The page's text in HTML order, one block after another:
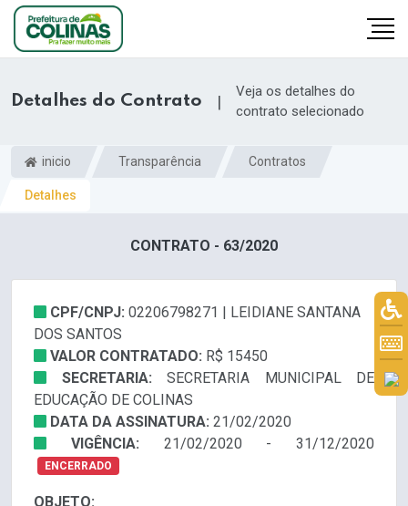
Detalhes do Contrato |
Veja os detalhes do
contrato selecionado
inicio Transparência Contratos
Detalhes
CONTRATO - 63/2020
CPF/CNPJ: 02206798271 | LEIDIANE SANTANA
DOS SANTOS
VALOR CONTRATADO: R$ 15450
SECRETARIA: SECRETARIA MUNICIPAL DE
EDUCAÇÃO DE COLINAS
DATA DA ASSINATURA: 21/02/2020
VIGÊNCIA: 21/02/2020 - 31/12/2020
ENCERRADO
OBJETO: